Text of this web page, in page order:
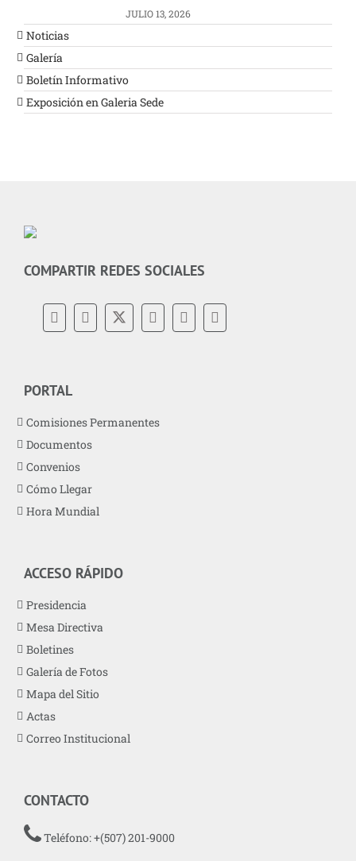
JULIO 13, 2026
Noticias
Galería
Boletín Informativo
Exposición en Galeria Sede
COMPARTIR REDES SOCIALES
PORTAL
Comisiones Permanentes
Documentos
Convenios
Cómo Llegar
Hora Mundial
ACCESO RÁPIDO
Presidencia
Mesa Directiva
Boletines
Galería de Fotos
Mapa del Sitio
Actas
Correo Institucional
CONTACTO
Teléfono: +(507) 201-9000